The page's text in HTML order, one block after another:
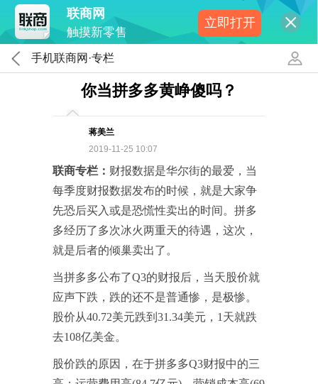
联商网
触摸新零售
立即打开
手机联商网·专栏
你当拼多多黄峥傻吗？
蒋美兰
2019-11-25 10:07
联商专栏： 财报数据是华尔街的最爱，当
每季度财报数据发布的时候，就是大家争
先恐后买入或是恐慌性卖出的时间。拼多
多经历了多次冰火两重天的待遇，这次，
就是后者的倾巢卖出了。
当拼多多公布了Q3的财报后，当天股价就
应声下跌，跌的还不是普通惨，是极惨。
股价从40.72美元跌到31.34美元，1天就跌
去108亿美金。
股价跌的原因，在于拼多多Q3财报中的三